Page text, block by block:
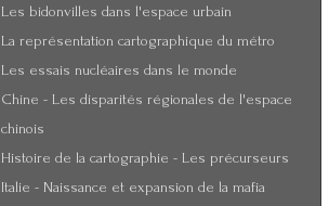
Les bidonvilles dans l'espace urbain
La représentation cartographique du métro
Les essais nucléaires dans le monde
Chine - Les disparités régionales de l'espace
chinois
Histoire de la cartographie - Les précurseurs
Italie - Naissance et expansion de la mafia